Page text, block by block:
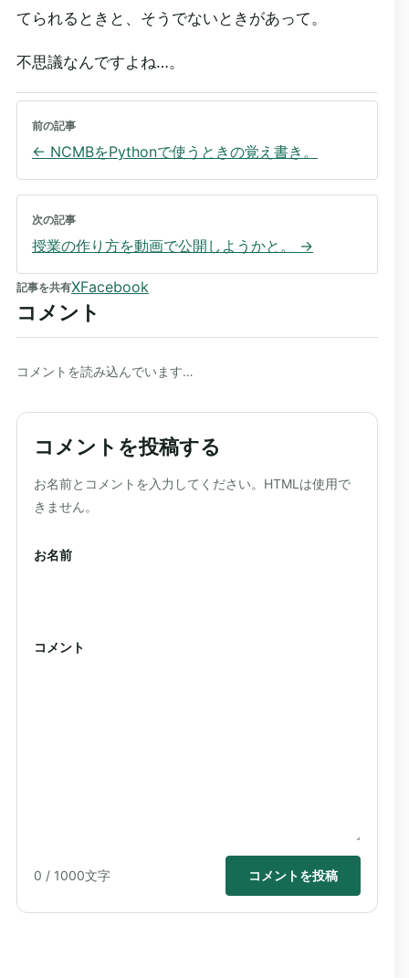
てられるときと、そうでないときがあって。
不思議なんですよね…。
前の記事
← NCMBをPythonで使うときの覚え書き。
次の記事
授業の作り方を動画で公開しようかと。 →
記事を共有XFacebook
コメント
コメントを読み込んでいます…
コメントを投稿する
お名前とコメントを入力してください。HTMLは使用で
きません。
お名前
コメント
0 / 1000文字 コメントを投稿
ウェブサイト